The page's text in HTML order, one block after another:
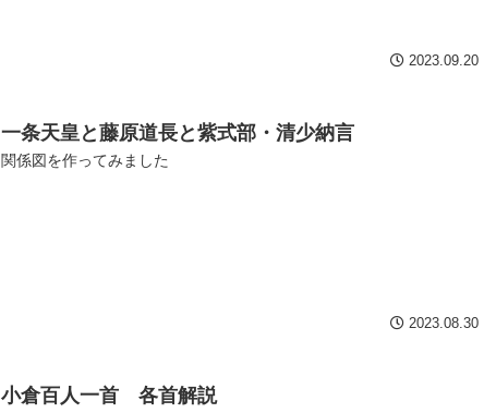
2023.09.20
一条天皇と藤原道長と紫式部・清少納言
関係図を作ってみました
2023.08.30
小倉百人一首 各首解説